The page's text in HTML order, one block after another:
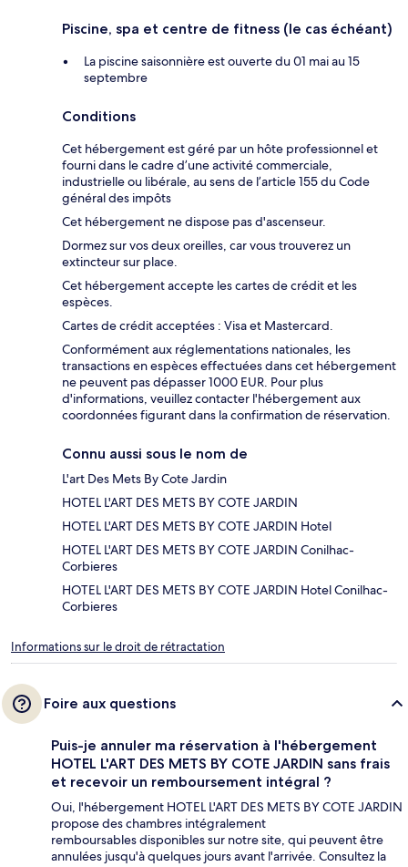
Piscine, spa et centre de fitness (le cas échéant)
La piscine saisonnière est ouverte du 01 mai au 15
septembre
Conditions
Cet hébergement est géré par un hôte professionnel et
fourni dans le cadre d’une activité commerciale,
industrielle ou libérale, au sens de l’article 155 du Code
général des impôts
Cet hébergement ne dispose pas d'ascenseur.
Dormez sur vos deux oreilles, car vous trouverez un
extincteur sur place.
Cet hébergement accepte les cartes de crédit et les
espèces.
Cartes de crédit acceptées : Visa et Mastercard.
Conformément aux réglementations nationales, les
transactions en espèces effectuées dans cet hébergement
ne peuvent pas dépasser 1000 EUR. Pour plus
d'informations, veuillez contacter l'hébergement aux
coordonnées figurant dans la confirmation de réservation.
Connu aussi sous le nom de
L'art Des Mets By Cote Jardin
HOTEL L'ART DES METS BY COTE JARDIN
HOTEL L'ART DES METS BY COTE JARDIN Hotel
HOTEL L'ART DES METS BY COTE JARDIN Conilhac-
Corbieres
HOTEL L'ART DES METS BY COTE JARDIN Hotel Conilhac-
Corbieres
Informations sur le droit de rétractation
Foire aux questions
Puis-je annuler ma réservation à l'hébergement
HOTEL L'ART DES METS BY COTE JARDIN sans frais
et recevoir un remboursement intégral ?
Oui, l'hébergement HOTEL L'ART DES METS BY COTE JARDIN
propose des chambres intégralement
remboursables disponibles sur notre site, qui peuvent être
annulées jusqu'à quelques jours avant l'arrivée. Consultez la